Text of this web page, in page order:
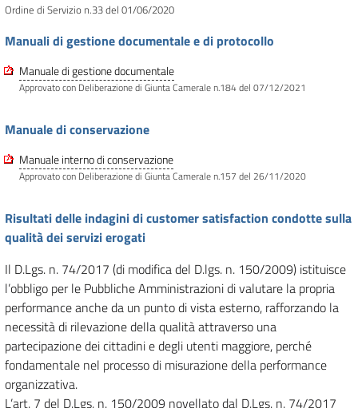
Ordine di Servizio n.33 del 01/06/2020
Manuali di gestione documentale e di protocollo
Manuale di gestione documentale
Approvato con Deliberazione di Giunta Camerale n.184 del 07/12/2021
Manuale di conservazione
Manuale interno di conservazione
Approvato con Deliberazione di Giunta Camerale n.157 del 26/11/2020
Risultati delle indagini di customer satisfaction condotte sulla
qualità dei servizi erogati
Il D.Lgs. n. 74/2017 (di modifica del D.lgs. n. 150/2009) istituisce
l’obbligo per le Pubbliche Amministrazioni di valutare la propria
performance anche da un punto di vista esterno, rafforzando la
necessità di rilevazione della qualità attraverso una
partecipazione dei cittadini e degli utenti maggiore, perché
fondamentale nel processo di misurazione della performance
organizzativa.
L’art. 7 del D.Lgs. n. 150/2009 novellato dal D.Lgs. n. 74/2017